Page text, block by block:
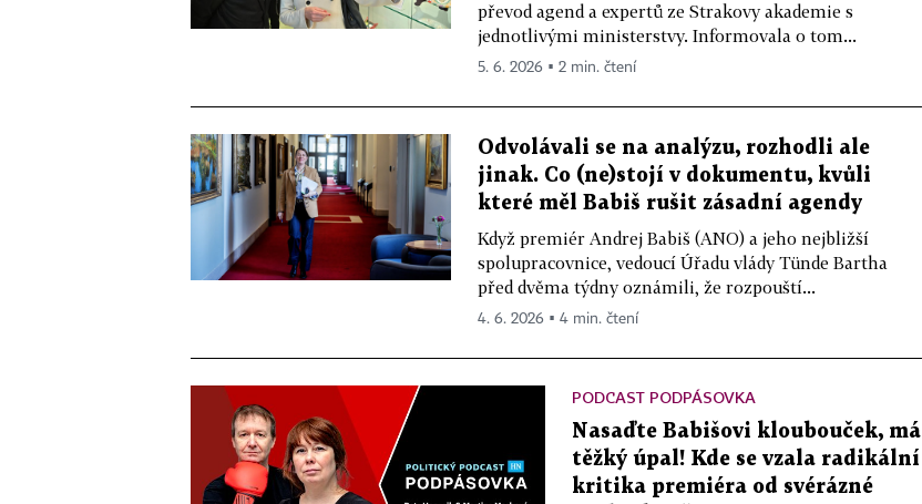
převod agend a expertů ze Strakovy akademie s
jednotlivými ministerstvy. Informovala o tom...
5. 6. 2026 ▪ 2 min. čtení
Odvolávali se na analýzu, rozhodli ale
jinak. Co (ne)stojí v dokumentu, kvůli
které měl Babiš rušit zásadní agendy
Když premiér Andrej Babiš (ANO) a jeho nejbližší
spolupracovnice, vedoucí Úřadu vlády Tünde Bartha
před dvěma týdny oznámili, že rozpouští...
4. 6. 2026 ▪ 4 min. čtení
PODCAST PODPÁSOVKA
Nasaďte Babišovi kloubouček, má
těžký úpal! Kde se vzala radikální
kritika premiéra od svérázné